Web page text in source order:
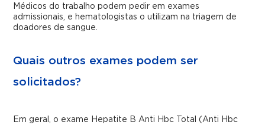
Médicos do trabalho podem pedir em exames
admissionais, e hematologistas o utilizam na triagem de
doadores de sangue.
Quais outros exames podem ser
solicitados?
Em geral, o exame Hepatite B Anti Hbc Total (Anti Hbc